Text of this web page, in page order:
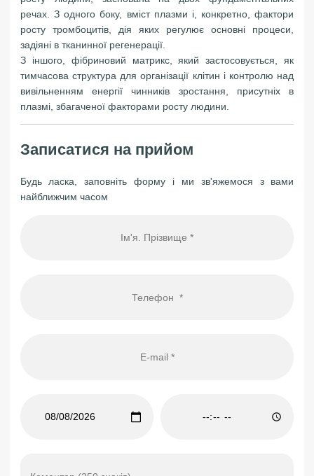
речах. З одного боку, вміст плазми і, конкретно, фактори
росту тромбоцитів, дія яких регулює основні процеси,
задіяні в тканинної регенерації.
З іншого, фібриновий матрикс, який застосовується, як
тимчасова структура для організації клітин і контролю над
вивільненням енергії чинників зростання, присутніх в
плазмі, збагаченої факторами росту людини.
Записатися на прийом
Будь ласка, заповніть форму і ми зв'яжемося з вами
найближчим часом